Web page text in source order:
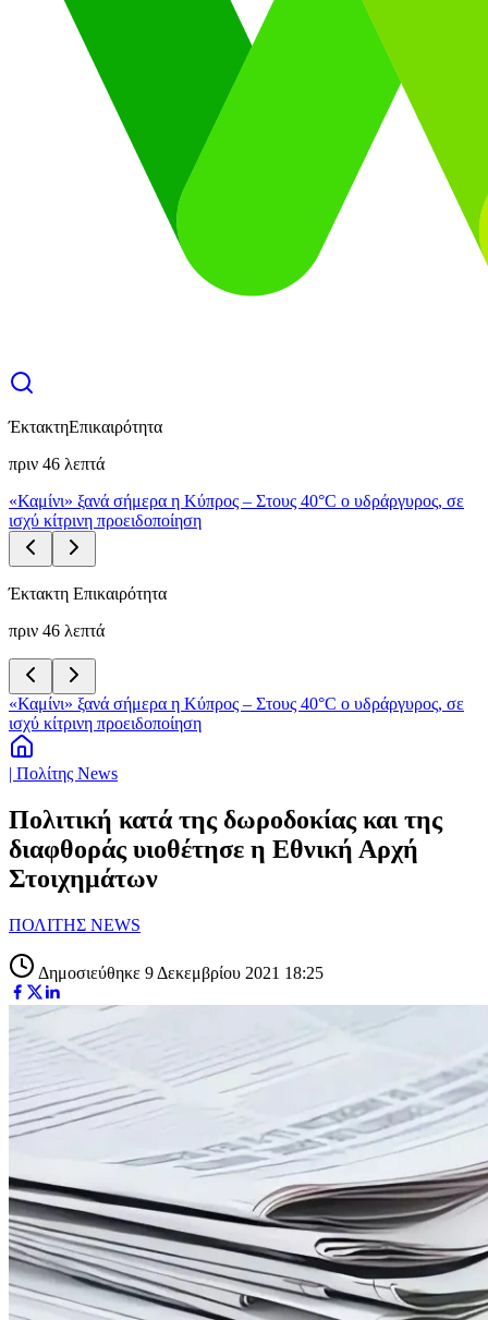
ΈκτακτηΕπικαιρότητα
πριν 46 λεπτά
«Καμίνι» ξανά σήμερα η Κύπρος – Στους 40°C ο υδράργυρος, σε
ισχύ κίτρινη προειδοποίηση
Έκτακτη Επικαιρότητα
πριν 46 λεπτά
«Καμίνι» ξανά σήμερα η Κύπρος – Στους 40°C ο υδράργυρος, σε
ισχύ κίτρινη προειδοποίηση
| Πολίτης News
Πολιτική κατά της δωροδοκίας και της
διαφθοράς υιοθέτησε η Εθνική Αρχή
Στοιχημάτων
ΠΟΛΙΤΗΣ NEWS
Δημοσιεύθηκε 9 Δεκεμβρίου 2021 18:25